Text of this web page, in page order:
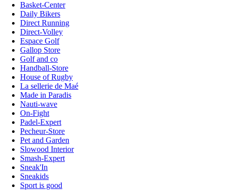
Basket-Center
Daily Bikers
Direct Running
Direct-Volley
Espace Golf
Gallop Store
Golf and co
Handball-Store
House of Rugby
La sellerie de Maé
Made in Paradis
Nauti-wave
On-Fight
Padel-Expert
Pecheur-Store
Pet and Garden
Slowood Interior
Smash-Expert
Sneak'In
Sneakids
Sport is good